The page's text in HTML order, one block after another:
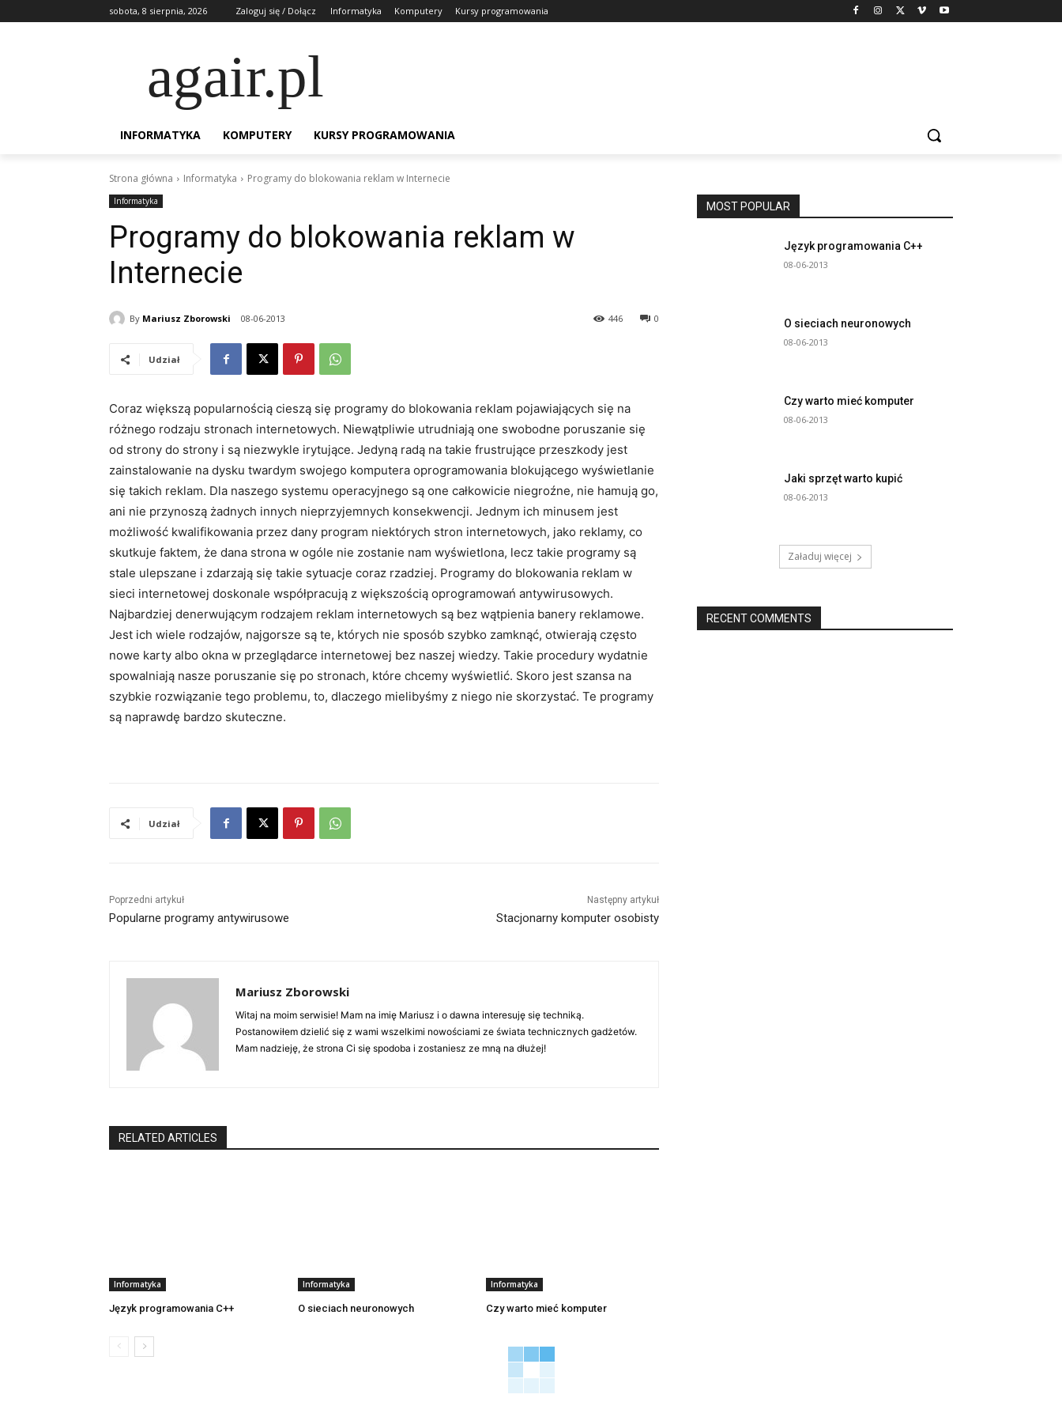
sobota, 8 sierpnia, 2026 Zaloguj się / Dołącz Informatyka Komputery Kursy programowania
agair.pl
INFORMATYKA KOMPUTERY KURSY PROGRAMOWANIA
Strona główna Informatyka Programy do blokowania reklam w Internecie
Informatyka
Programy do blokowania reklam w
Internecie
By Mariusz Zborowski 08-06-2013 0
446
Udział
Coraz większą popularnością cieszą się programy do blokowania reklam pojawiających się na
różnego rodzaju stronach internetowych. Niewątpliwie utrudniają one swobodne poruszanie się
od strony do strony i są niezwykle irytujące. Jedyną radą na takie frustrujące przeszkody jest
zainstalowanie na dysku twardym swojego komputera oprogramowania blokującego wyświetlanie
się takich reklam. Dla naszego systemu operacyjnego są one całkowicie niegroźne, nie hamują go,
ani nie przynoszą żadnych innych nieprzyjemnych konsekwencji. Jednym ich minusem jest
możliwość kwalifikowania przez dany program niektórych stron internetowych, jako reklamy, co
skutkuje faktem, że dana strona w ogóle nie zostanie nam wyświetlona, lecz takie programy są
stale ulepszane i zdarzają się takie sytuacje coraz rzadziej. Programy do blokowania reklam w
sieci internetowej doskonale współpracują z większością oprogramowań antywirusowych.
Najbardziej denerwującym rodzajem reklam internetowych są bez wątpienia banery reklamowe.
Jest ich wiele rodzajów, najgorsze są te, których nie sposób szybko zamknąć, otwierają często
nowe karty albo okna w przeglądarce internetowej bez naszej wiedzy. Takie procedury wydatnie
spowalniają nasze poruszanie się po stronach, które chcemy wyświetlić. Skoro jest szansa na
szybkie rozwiązanie tego problemu, to, dlaczego mielibyśmy z niego nie skorzystać. Te programy
są naprawdę bardzo skuteczne.
Udział
Poprzedni artykuł
Popularne programy antywirusowe
Następny artykuł
Stacjonarny komputer osobisty
Mariusz Zborowski
Witaj na moim serwisie! Mam na imię Mariusz i o dawna interesuję się techniką.
Postanowiłem dzielić się z wami wszelkimi nowościami ze świata technicznych gadżetów.
Mam nadzieję, że strona Ci się spodoba i zostaniesz ze mną na dłużej!
RELATED ARTICLES
Informatyka
Język programowania C++
Informatyka
O sieciach neuronowych
Informatyka
Czy warto mieć komputer
MOST POPULAR
Język programowania C++
08-06-2013
O sieciach neuronowych
08-06-2013
Czy warto mieć komputer
08-06-2013
Jaki sprzęt warto kupić
08-06-2013
Załaduj więcej
RECENT COMMENTS